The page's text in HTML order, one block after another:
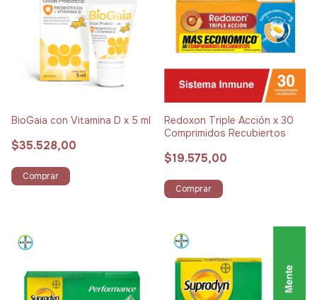
BioGaia con Vitamina D x 5 ml
$35.528,00
Comprar
Redoxon Triple Acción x 30
Comprimidos Recubiertos
$19.575,00
Comprar